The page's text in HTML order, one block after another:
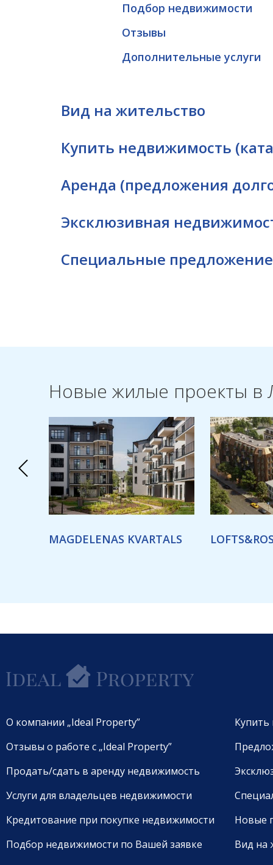
Подбор недвижимости
Отзывы
Дополнительные услуги
Вид на жительство
Купить недвижимость
Аренда (предложения
Эксклюзивная
Специальные
Новые жилые проекты в
MAGDELENAS KVARTALS
О компании „Ideal Property”
Отзывы о работе с „Ideal Property”
Продать/сдать в аренду недвижимость
Услуги для владельцев недвижимости
Кредитование при покупке недвижимости
Подбор недвижимости по Вашей заявке
Новые
Вид на